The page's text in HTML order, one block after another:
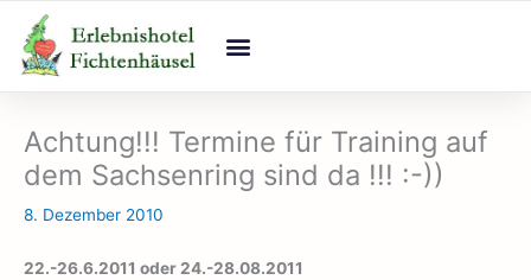
Inhalt
springen
Achtung!!! Termine für Training auf
dem Sachsenring sind da !!! :-))
8. Dezember 2010
22.-26.6.2011 oder 24.-28.08.2011